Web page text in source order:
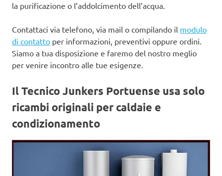
la purificazione o l’addolcimento dell’acqua.
Contattaci via telefono, via mail o compilando il modulo
di contatto per informazioni, preventivi oppure ordini.
Siamo a tua disposizione e faremo del nostro meglio
per venire incontro alle tue esigenze.
Il Tecnico Junkers Portuense usa solo
ricambi originali per caldaie e
condizionamento